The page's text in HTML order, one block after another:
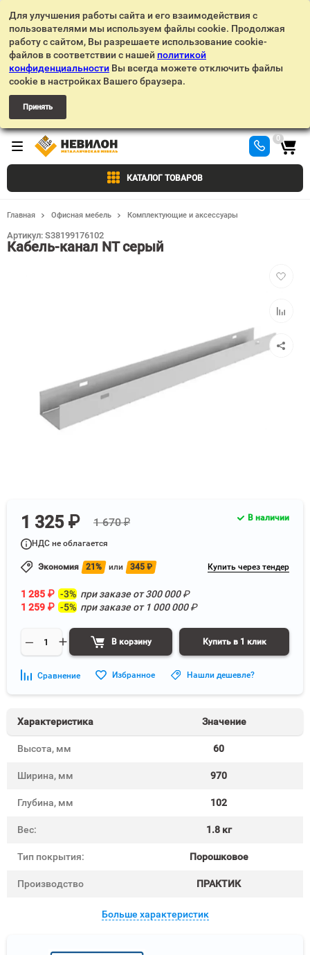
Для улучшения работы сайта и его взаимодействия с
пользователями мы используем файлы cookie. Продолжая
работу с сайтом, Вы разрешаете использование cookie-
файлов в соответствии с нашей политикой
конфиденциальности Вы всегда можете отключить файлы
cookie в настройках Вашего браузера.
Принять
КАТАЛОГ ТОВАРОВ
0
Главная Офисная мебель Комплектующие и аксессуары
Кабель-канал NT серый
Артикул: S38199176102
1 325 ₽ 1 670 ₽
НДС не облагается
Экономия 21% или 345 ₽ Купить через тендер
1 285 ₽ -3% при заказе от300 000₽
1 259 ₽ -5% при заказе от 1 000 000₽
В корзину Купить в 1 клик
В наличии
Сравнение Избранное Нашли дешевле?
Характеристика Значение
Высота, мм 60
Ширина, мм 970
Глубина, мм 102
Вес: 1.8 кг
Тип покрытия: Порошковое
Производство ПРАКТИК
Больше характеристик